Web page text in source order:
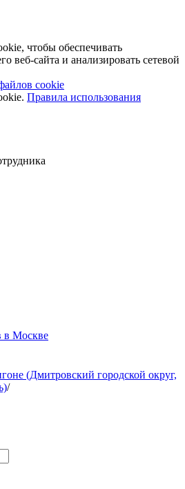
чтобы обеспечивать
веб-сайта и анализировать сетевой
cookie
Правила использования
в Москве
(Дмитровский городской округ,
/